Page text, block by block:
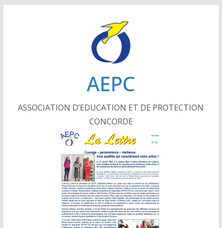
AEPC
ASSOCIATION D’EDUCATION ET DE PROTECTION
CONCORDE